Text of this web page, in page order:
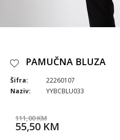
PAMUČNA BLUZA
Šifra:
22260107
Naziv:
YYBCBLU033
111,00 KM
55,50 KM